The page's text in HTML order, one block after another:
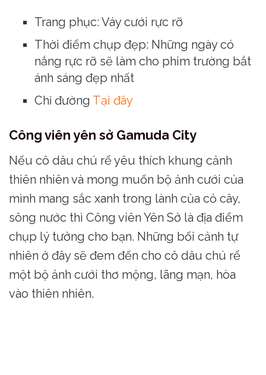
Trang phục: Váy cưới rực rỡ
Thời điểm chụp đẹp: Những ngày có
nắng rực rỡ sẽ làm cho phim trường bắt
ánh sáng đẹp nhất
Chỉ đường Tại đây
Công viên yên sở Gamuda City
Nếu cô dâu chú rể yêu thích khung cảnh
thiên nhiên và mong muốn bộ ảnh cưới của
mình mang sắc xanh trong lành của cỏ cây,
sông nước thì Công viên Yên Sở là địa điểm
chụp lý tưởng cho bạn. Những bối cảnh tự
nhiên ở đây sẽ đem đến cho cô dâu chú rể
một bộ ảnh cưới thơ mộng, lãng mạn, hòa
vào thiên nhiên.